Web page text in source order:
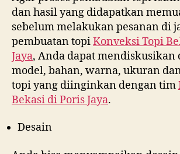
dan hasil yang didapatkan
sebelum melakukan pesanan di
pembuatan topiKonveksi Topi
Jaya, Anda dapat mendiskusikan
model, bahan, warna, ukuran
topi yang diinginkan dengan tim
Bekasi diPoris Jaya.
Desain